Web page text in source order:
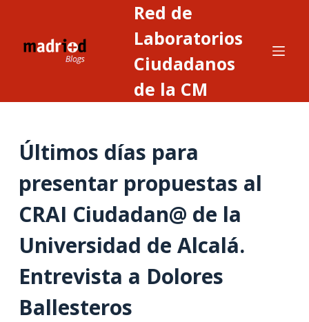
r
o
n
Red de
Laboratorios
Ciudadanos
de la CM
Últimos días para
presentar propuestas al
CRAI Ciudadan@ de la
Universidad de Alcalá.
Entrevista a Dolores
Ballesteros